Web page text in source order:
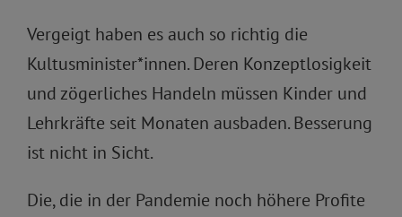
Vergeigt haben es auch so richtig die
Kultusminister*innen. Deren Konzeptlosigkeit
und zögerliches Handeln müssen Kinder und
Lehrkräfte seit Monaten ausbaden. Besserung
ist nicht in Sicht.
Die, die in der Pandemie noch höhere Profite